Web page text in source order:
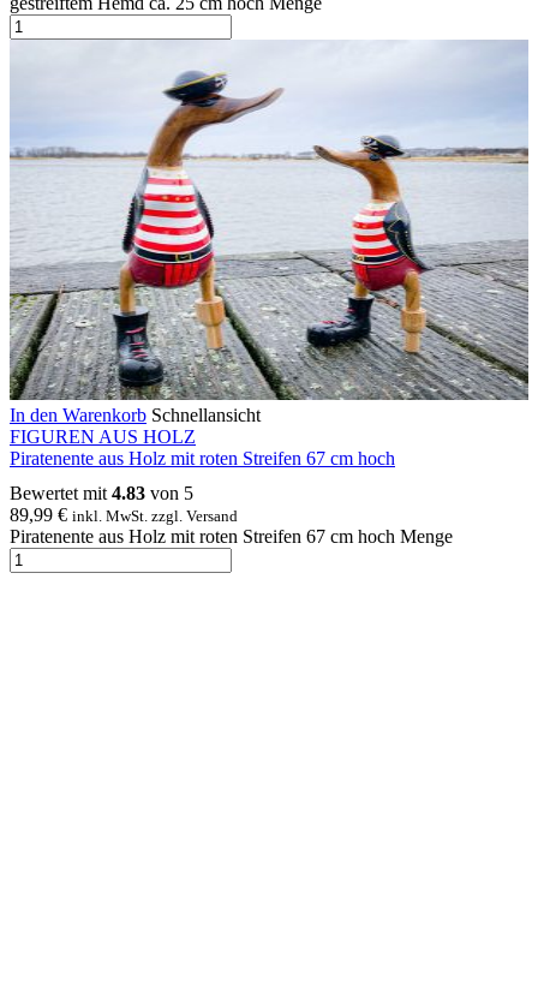
In den Warenkorb Schnellansicht
FIGUREN AUS HOLZ
Piratenente aus Holz mit roten Streifen 67 cm hoch
Bewertet mit 4.83 von 5
89,99 € inkl. MwSt. zzgl. Versand
Piratenente aus Holz mit roten Streifen 67 cm hoch Menge